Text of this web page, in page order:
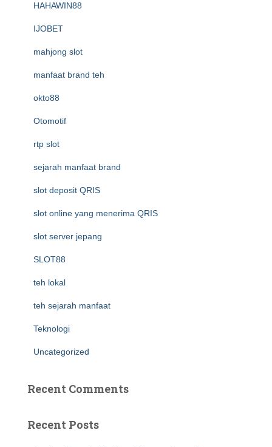
HAHAWIN88
IJOBET
mahjong slot
manfaat brand teh
okto88
Otomotif
rtp slot
sejarah manfaat brand
slot deposit QRIS
slot online yang menerima QRIS
slot server jepang
SLOT88
teh lokal
teh sejarah manfaat
Teknologi
Uncategorized
Recent Comments
Recent Posts